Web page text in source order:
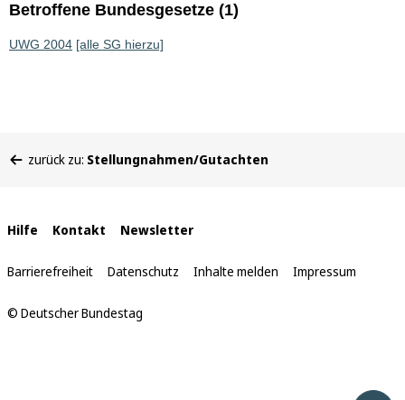
Betroffene Bundesgesetze (1)
UWG 2004 [alle SG hierzu]
befinden
zurück zu: Stellungnahmen/Gutachten
Interne
Links
Hilfe Kontakt Newsletter
Barrierefreiheit Datenschutz Inhalte melden Impressum
© Deutscher Bundestag